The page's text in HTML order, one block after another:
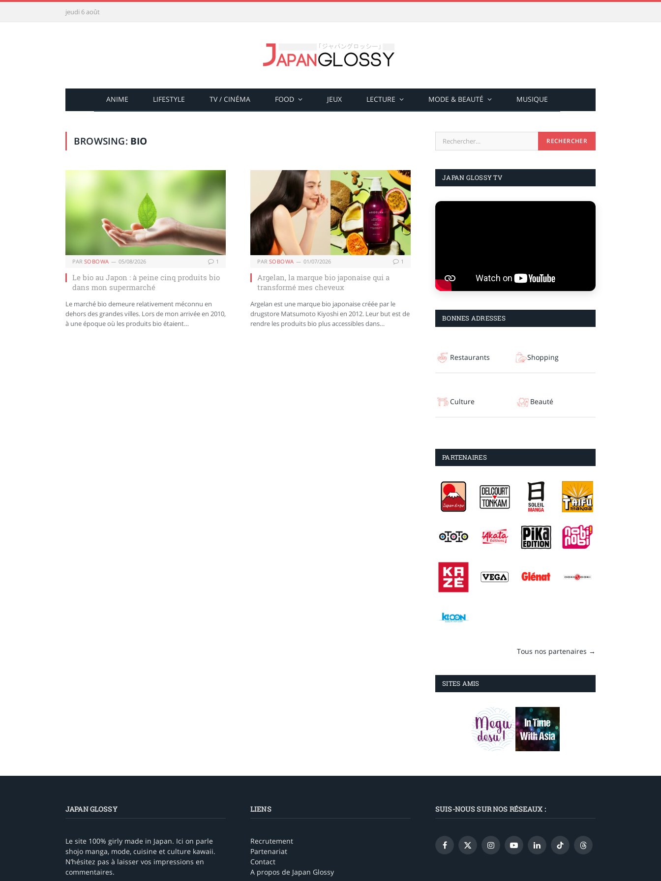
jeudi 6 août
ANIME LIFESTYLE TV / CINÉMA FOOD JEUX LECTURE MODE & BEAUTÉ MUSIQUE
BROWSING: BIO
PAR SOBOWA 05/08/2026 1
Le bio au Japon : à peine cinq produits bio
dans mon supermarché
Le marché bio demeure relativement méconnu en
dehors des grandes villes. Lors de mon arrivée en 2010,
à une époque où les produits bio étaient…
PAR SOBOWA 01/07/2026 1
Argelan, la marque bio japonaise qui a
transformé mes cheveux
Argelan est une marque bio japonaise créée par le
drugstore Matsumoto Kiyoshi en 2012. Leur but est de
rendre les produits bio plus accessibles dans…
JAPAN GLOSSY TV
BONNES ADRESSES
Restaurants Shopping
Culture Beauté
PARTENAIRES
Tous nos partenaires →
SITES AMIS
JAPAN GLOSSY
Le site 100% girly made in Japan. Ici on parle
shojo manga, mode, cuisine et culture kawaii.
N’hésitez pas à laisser vos impressions en
commentaires.
LIENS
Recrutement
Partenariat
Contact
A propos de Japan Glossy
SUIS-NOUS SUR NOS RÉSEAUX :
Facebook
X
InstagramYouTubeLinkedInTikTok Threads